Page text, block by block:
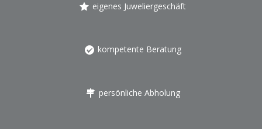
eigenes Juweliergeschäft
kompetente Beratung
persönliche Abholung